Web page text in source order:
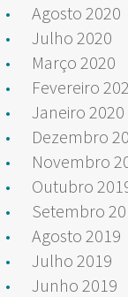
Agosto 2020
Julho 2020
Março 2020
Fevereiro
Janeiro 2020
Dezembro
Novembro
Outubro
Setembro
Agosto 2019
Julho 2019
Junho 2019